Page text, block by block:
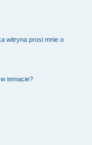
witryna prosi mnie o
temacie?